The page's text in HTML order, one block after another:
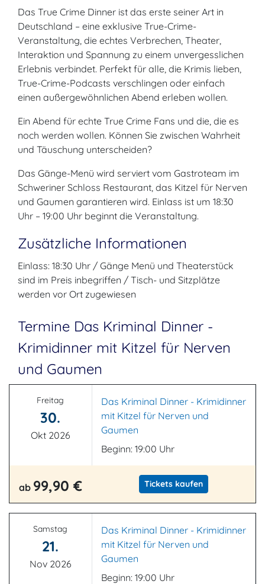
Das True Crime Dinner ist das erste seiner Art in
Deutschland – eine exklusive True-Crime-
Veranstaltung, die echtes Verbrechen, Theater,
Interaktion und Spannung zu einem unvergesslichen
Erlebnis verbindet. Perfekt für alle, die Krimis lieben,
True-Crime-Podcasts verschlingen oder einfach
einen außergewöhnlichen Abend erleben wollen.
Ein Abend für echte True Crime Fans und die, die es
noch werden wollen. Können Sie zwischen Wahrheit
und Täuschung unterscheiden?
Das Gänge-Menü wird serviert vom Gastroteam im
Schweriner Schloss Restaurant, das Kitzel für Nerven
und Gaumen garantieren wird. Einlass ist um 18:30
Uhr – 19:00 Uhr beginnt die Veranstaltung.
Zusätzliche Informationen
Einlass: 18:30 Uhr / Gänge Menü und Theaterstück
sind im Preis inbegriffen / Tisch- und Sitzplätze
werden vor Ort zugewiesen
Termine Das Kriminal Dinner -
Krimidinner mit Kitzel für Nerven
und Gaumen
Freitag
30.
Okt 2026
Das Kriminal Dinner - Krimidinner
mit Kitzel für Nerven und
Gaumen
Beginn: 19:00 Uhr
ab 99,90 € Tickets kaufen
Samstag
21.
Nov 2026
Das Kriminal Dinner - Krimidinner
mit Kitzel für Nerven und
Gaumen
Beginn: 19:00 Uhr